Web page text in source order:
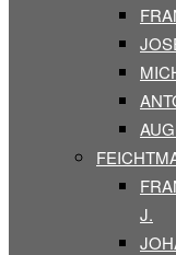
J.